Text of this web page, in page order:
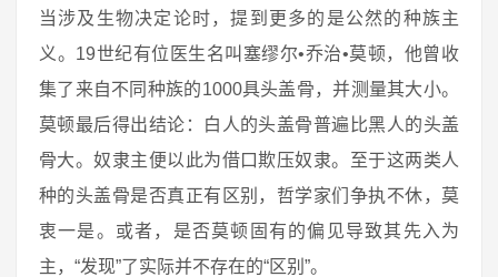
当涉及生物决定论时，提到更多的是公然的种族主
义。19世纪有位医生名叫塞缪尔•乔治•莫顿，他曾收
集了来自不同种族的1000具头盖骨，并测量其大小。
莫顿最后得出结论：白人的头盖骨普遍比黑人的头盖
骨大。奴隶主便以此为借口欺压奴隶。至于这两类人
种的头盖骨是否真正有区别，哲学家们争执不休，莫
衷一是。或者，是否莫顿固有的偏见导致其先入为
主，“发现”了实际并不存在的“区别”。